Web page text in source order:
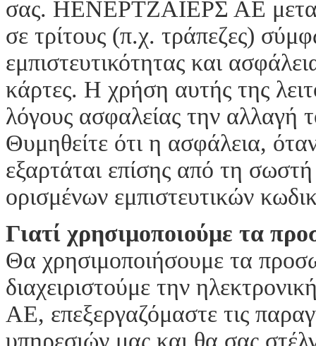
σας. ΗΕΝΕΡΤΖΑΙΕΡΣ ΑΕ
σε τρίτους (π.χ. τράπεζες)
εμπιστευτικότητας και
κάρτες. Η χρήση αυτής της
λόγους ασφαλείας την αλλαγή
Θυμηθείτε ότι η ασφάλεια,
εξαρτάται επίσης από τη
ορισμένων εμπιστευτικών
Γιατί χρησιμοποιούμε τα
Θα χρησιμοποιήσουμε τα
διαχειριστούμε την
ΑΕ, επεξεργαζόμαστε τις
υπηρεσιών μας και θα σας